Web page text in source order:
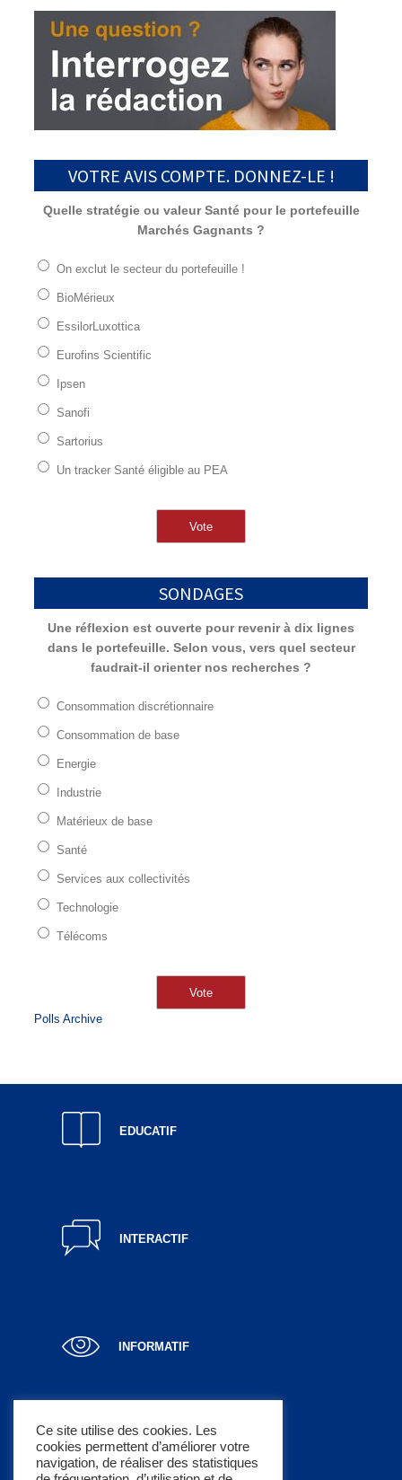
VOTRE AVIS COMPTE. DONNEZ-LE !
Quelle stratégie ou valeur Santé pour le portefeuille
Marchés Gagnants ?
On exclut le secteur du portefeuille !
BioMérieux
EssilorLuxottica
Eurofins Scientific
Ipsen
Sanofi
Sartorius
Un tracker Santé éligible au PEA
SONDAGES
Une réflexion est ouverte pour revenir à dix lignes
dans le portefeuille. Selon vous, vers quel secteur
faudrait-il orienter nos recherches ?
Consommation discrétionnaire
Consommation de base
Energie
Industrie
Matérieux de base
Santé
Services aux collectivités
Technologie
Télécoms
Polls Archive
EDUCATIF
INTERACTIF
INFORMATIF
LUCRATIF
Ce site utilise des cookies. Les
cookies permettent d’améliorer votre
navigation, de réaliser des statistiques